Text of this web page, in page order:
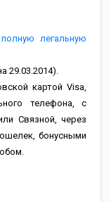
легальную
29.03.2014).
картой Visa,
телефона, с
Связной, через
бонусными